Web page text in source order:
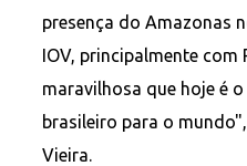
presença do Amazonas
IOV, principalmente com
maravilhosa que hoje é
brasileiro para o
Vieira.